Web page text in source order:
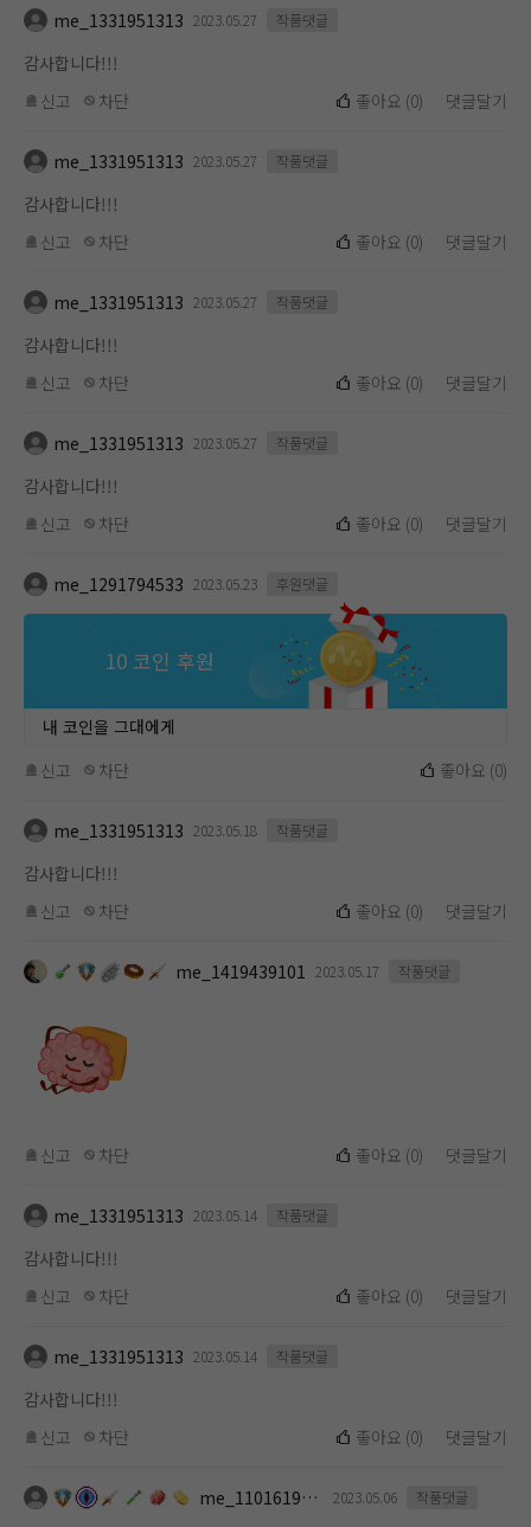
me_1331951313 2023.05.27 작품댓글
감사합니다!!!
신고
차단 좋아요 (0) 댓글달기
me_1331951313 2023.05.27 작품댓글
감사합니다!!!
신고
차단 좋아요 (0) 댓글달기
me_1331951313 2023.05.27 작품댓글
감사합니다!!!
신고
차단 좋아요 (0) 댓글달기
me_1331951313 2023.05.27 작품댓글
감사합니다!!!
신고
차단 좋아요 (0) 댓글달기
me_1291794533 2023.05.23 후원댓글
10 코인 후원
내 코인을 그대에게
신고
차단 좋아요 (0)
me_1331951313 2023.05.18 작품댓글
감사합니다!!!
신고
차단 좋아요 (0) 댓글달기
me_1419439101 2023.05.17 작품댓글
신고 차단 좋아요 (0) 댓글달기
me_1331951313 2023.05.14 작품댓글
감사합니다!!!
신고
차단 좋아요 (0) 댓글달기
me_1331951313 2023.05.14 작품댓글
감사합니다!!!
신고
차단 좋아요 (0) 댓글달기
me_1101619112 2023.05.06 작품댓글